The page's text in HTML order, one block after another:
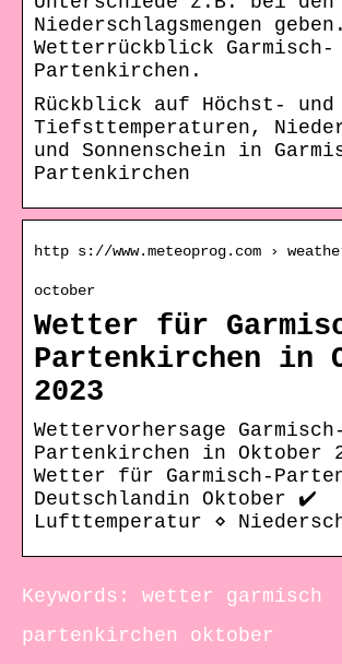
Niederschlagsmengen geben.
Wetterrückblick Garmisch-
Partenkirchen.
Rückblick auf Höchst- und
Tiefsttemperaturen,
und Sonnenschein in
Partenkirchen
http s://www.meteoprog.com ›
october
Wetter für
Partenkirchen in
2023
Wettervorhersage Garmisch-
Partenkirchen in Oktober
Wetter für Garmisch-
Deutschlandin Oktober ✔️
Lufttemperatur ⋄
Keywords: wetter garmisch
partenkirchen oktober